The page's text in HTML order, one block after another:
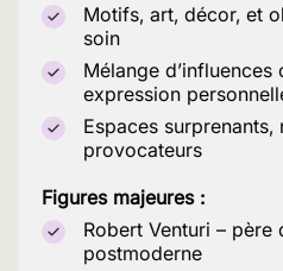
Motifs, art, décor, et
soin
Mélange d’influences
expression
Espaces
provocateurs
Figures majeures :
Robert Venturi – père
postmoderne